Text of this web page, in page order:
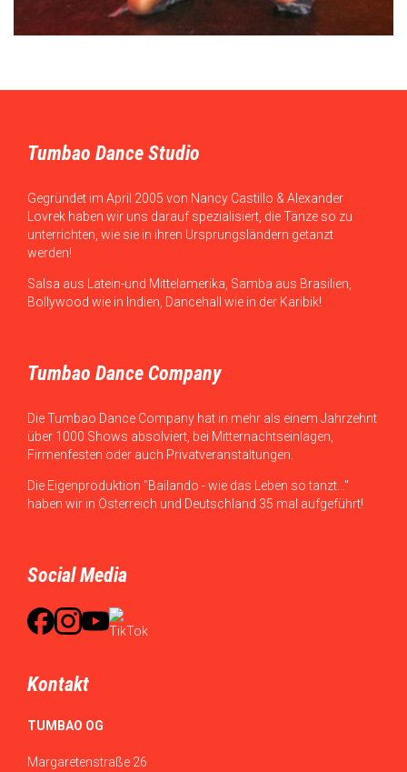
Tumbao Dance Studio
Gegründet im April 2005 von Nancy Castillo & Alexander
Lovrek haben wir uns darauf spezialisiert, die Tänze so zu
unterrichten, wie sie in ihren Ursprungsländern getanzt
werden!
Salsa aus Latein-und Mittelamerika, Samba aus Brasilien,
Bollywood wie in Indien, Dancehall wie in der Karibik!
Tumbao Dance Company
Die Tumbao Dance Company hat in mehr als einem Jahrzehnt
über 1000 Shows absolviert, bei Mitternachtseinlagen,
Firmenfesten oder auch Privatveranstaltungen.
Die Eigenproduktion "Bailando - wie das Leben so tanzt..."
haben wir in Österreich und Deutschland 35 mal aufgeführt!
Social Media
Kontakt
TUMBAO OG
Margaretenstraße 26